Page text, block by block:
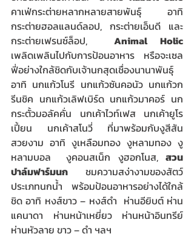
คาเฟ่กระต่ายหลากหลายสายพันธุ์ อาทิ
กระต่ายฮอลแลนด์ลอป, กระต่ายเอ็นดี และ
กระต่ายเฟรนซ์ล็อป, Animal Holic
เพลิดเพลินไปกับการป้อนอาหาร หรือจะเซล
ฟี่อย่างใกล้ชิดกับเจ้านกสุดเชื่องนานาพันธุ์
อาทิ นกแก้วโนรี นกแก้วซันคอนัว นกแก้วก
รีนชิค นกแก้วเลิฟเบิร์ด นกแก้วมาคอร์ นก
กระตั้วมอลัคคั่น นกเค้าไวท์เฟส นกเค้ายูโร
เปี้ยน นกเค้าสโนวี่ ที่มาพร้อมกับงูสีสัน
สวยงาม อาทิ งูเหลือมทอง งูหลามทอง งู
หลามบอล  งูคอนสเน็ก งูฮอกโนส, สวน
ปาล์มฟาร์มนก ชมความสง่างามของสัตว์
ประเภทนกน้ำ พร้อมป้อนอาหารอย่างได้ใกล้
ชิด อาทิ หงส์ขาว – หงส์ดำ  ห่านอียิบต์ ห่าน
แคนาดา ห่านหน้าเหยี่ยว ห่านหน้าอินทรีย์
ห่านหัวลาย ขาว – ดำ ฯลฯ